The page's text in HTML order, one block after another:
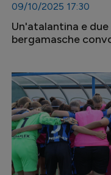
09/10/2025 17:30
Un'atalantina e due
bergamasche